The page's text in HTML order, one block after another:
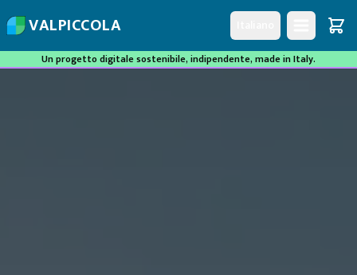
VALPICCOLA
Un progetto digitale sostenibile, indipendente, made in Italy.